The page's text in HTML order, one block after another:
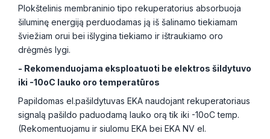
Plokštelinis membraninio tipo rekuperatorius absorbuoja
šiluminę energiją perduodamas ją iš šalinamo tiekiamam
šviežiam orui bei išlygina tiekiamo ir ištraukiamo oro
drėgmės lygi.
- Rekomenduojama eksploatuoti be elektros šildytuvo
iki -10oC lauko oro temperatūros
Papildomas el.pašildytuvas EKA naudojant rekuperatoriaus
signalą pašildo paduodamą lauko orą tik iki -10oC temp.
(Rekomentuojamu ir siulomu EKA bei EKA NV el.